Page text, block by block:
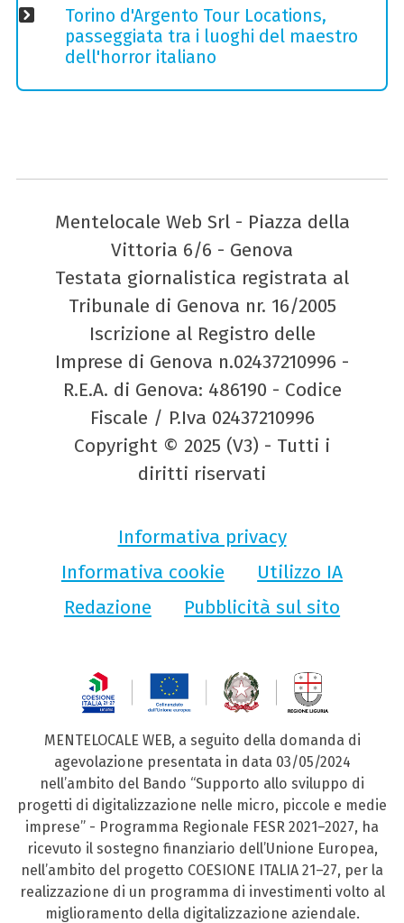
Torino d'Argento Tour Locations,
passeggiata tra i luoghi del maestro
dell'horror italiano
Mentelocale Web Srl - Piazza della
Vittoria 6/6 - Genova
Testata giornalistica registrata al
Tribunale di Genova nr. 16/2005
Iscrizione al Registro delle
Imprese di Genova n.02437210996 -
R.E.A. di Genova: 486190 - Codice
Fiscale / P.Iva 02437210996
Copyright © 2025 (V3) - Tutti i
diritti riservati
Informativa privacy
Informativa cookie
Utilizzo IA
Redazione
Pubblicità sul sito
MENTELOCALE WEB, a seguito della domanda di
agevolazione presentata in data 03/05/2024
nell’ambito del Bando “Supporto allo sviluppo di
progetti di digitalizzazione nelle micro, piccole e medie
imprese” - Programma Regionale FESR 2021–2027, ha
ricevuto il sostegno finanziario dell’Unione Europea,
nell’ambito del progetto COESIONE ITALIA 21–27, per la
realizzazione di un programma di investimenti volto al
miglioramento della digitalizzazione aziendale.